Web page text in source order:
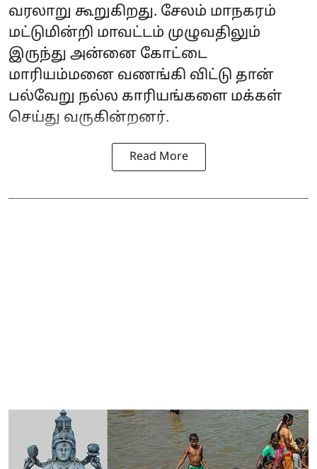
வரலாறு கூறுகிறது. சேலம் மாநகரம்
மட்டுமின்றி மாவட்டம் முழுவதிலும்
இருந்து அன்னை கோட்டை
மாரியம்மனை வணங்கி விட்டு தான்
பல்வேறு நல்ல காரியங்களை மக்கள்
செய்து வருகின்றனர்.
Read More